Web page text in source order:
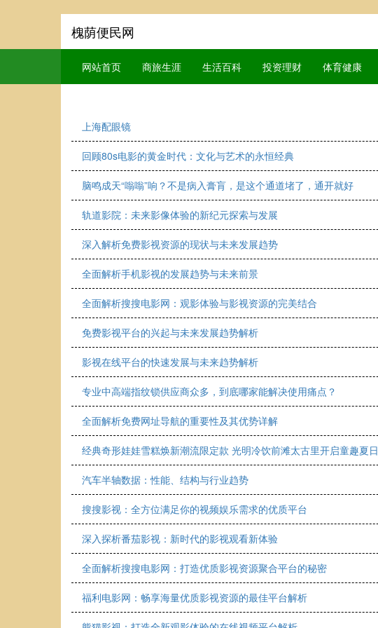
槐荫便民网
网站首页 商旅生涯 生活百科 投资理财 体育健康
上海配眼镜
回顾80s电影的黄金时代：文化与艺术的永恒经典
脑鸣成天“嗡嗡”响？不是病入膏肓，是这个通道堵了，通开就好
轨道影院：未来影像体验的新纪元探索与发展
深入解析免费影视资源的现状与未来发展趋势
全面解析手机影视的发展趋势与未来前景
全面解析搜搜电影网：观影体验与影视资源的完美结合
免费影视平台的兴起与未来发展趋势解析
影视在线平台的快速发展与未来趋势解析
专业中高端指纹锁供应商众多，到底哪家能解决使用痛点？
全面解析免费网址导航的重要性及其优势详解
经典奇形娃娃雪糕焕新潮流限定款 光明冷饮前滩太古里开启童趣夏日
汽车半轴数据：性能、结构与行业趋势
搜搜影视：全方位满足你的视频娱乐需求的优质平台
深入探析番茄影视：新时代的影视观看新体验
全面解析搜搜电影网：打造优质影视资源聚合平台的秘密
福利电影网：畅享海量优质影视资源的最佳平台解析